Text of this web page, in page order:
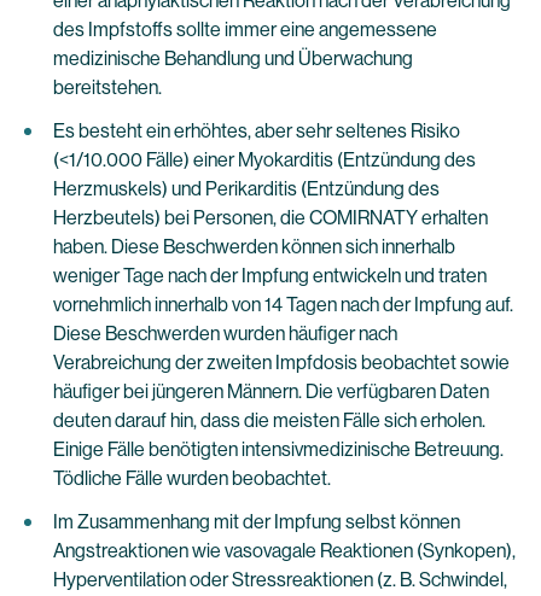
des Impfstoffs sollte immer eine angemessene
medizinische Behandlung und Überwachung
bereitstehen.
Es besteht ein erhöhtes, aber sehr seltenes Risiko
(<1/10.000 Fälle) einer Myokarditis (Entzündung des
Herzmuskels) und Perikarditis (Entzündung des
Herzbeutels) bei Personen, die COMIRNATY erhalten
haben. Diese Beschwerden können sich innerhalb
weniger Tage nach der Impfung entwickeln und traten
vornehmlich innerhalb von 14 Tagen nach der Impfung auf.
Diese Beschwerden wurden häufiger nach
Verabreichung der zweiten Impfdosis beobachtet sowie
häufiger bei jüngeren Männern. Die verfügbaren Daten
deuten darauf hin, dass die meisten Fälle sich erholen.
Einige Fälle benötigten intensivmedizinische Betreuung.
Tödliche Fälle wurden beobachtet.
Im Zusammenhang mit der Impfung selbst können
Angstreaktionen wie vasovagale Reaktionen (Synkopen),
Hyperventilation oder Stressreaktionen (z. B. Schwindel,